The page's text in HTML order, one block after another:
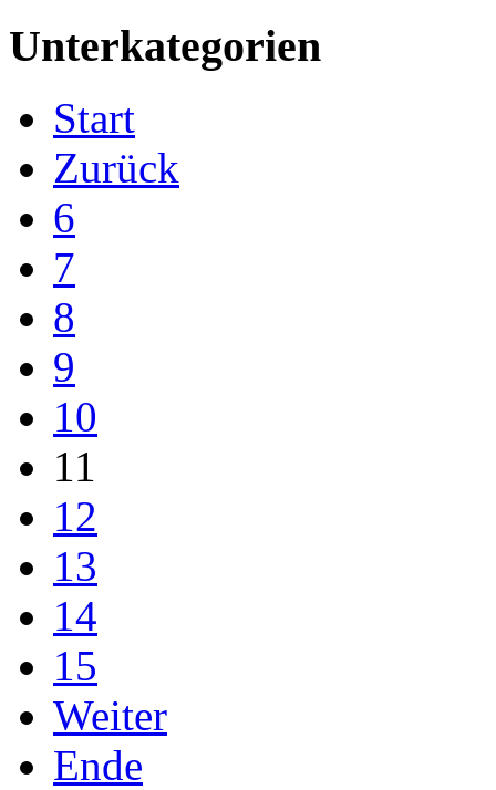
Unterkategorien
Start
Zurück
6
7
8
9
10
11
12
13
14
15
Weiter
Ende